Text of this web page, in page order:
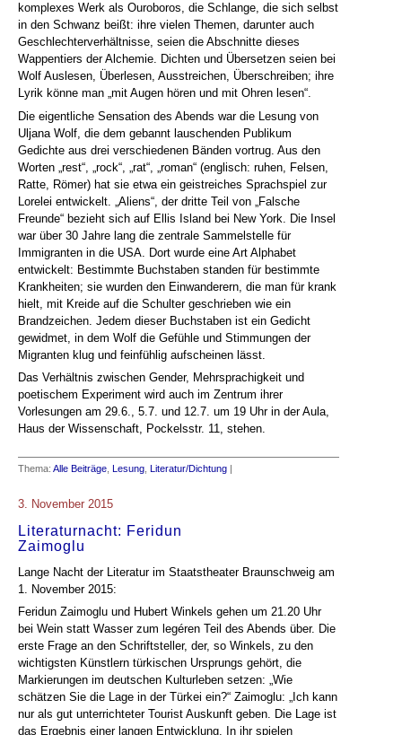
komplexes Werk als Ouroboros, die Schlange, die sich selbst
in den Schwanz beißt: ihre vielen Themen, darunter auch
Geschlechterverhältnisse, seien die Abschnitte dieses
Wappentiers der Alchemie. Dichten und Übersetzen seien bei
Wolf Auslesen, Überlesen, Ausstreichen, Überschreiben; ihre
Lyrik könne man „mit Augen hören und mit Ohren lesen“.
Die eigentliche Sensation des Abends war die Lesung von
Uljana Wolf, die dem gebannt lauschenden Publikum
Gedichte aus drei verschiedenen Bänden vortrug. Aus den
Worten „rest“, „rock“, „rat“, „roman“ (englisch: ruhen, Felsen,
Ratte, Römer) hat sie etwa ein geistreiches Sprachspiel zur
Lorelei entwickelt. „Aliens“, der dritte Teil von „Falsche
Freunde“ bezieht sich auf Ellis Island bei New York. Die Insel
war über 30 Jahre lang die zentrale Sammelstelle für
Immigranten in die USA. Dort wurde eine Art Alphabet
entwickelt: Bestimmte Buchstaben standen für bestimmte
Krankheiten; sie wurden den Einwanderern, die man für krank
hielt, mit Kreide auf die Schulter geschrieben wie ein
Brandzeichen. Jedem dieser Buchstaben ist ein Gedicht
gewidmet, in dem Wolf die Gefühle und Stimmungen der
Migranten klug und feinfühlig aufscheinen lässt.
Das Verhältnis zwischen Gender, Mehrsprachigkeit und
poetischem Experiment wird auch im Zentrum ihrer
Vorlesungen am 29.6., 5.7. und 12.7. um 19 Uhr in der Aula,
Haus der Wissenschaft, Pockelsstr. 11, stehen.
Thema: Alle Beiträge Lesung Literatur/Dichtung |
3. November 2015
Literaturnacht: Feridun
Zaimoglu
Lange Nacht der Literatur im Staatstheater Braunschweig am
1. November 2015:
Feridun Zaimoglu und Hubert Winkels gehen um 21.20 Uhr
bei Wein statt Wasser zum legéren Teil des Abends über. Die
erste Frage an den Schriftsteller, der, so Winkels, zu den
wichtigsten Künstlern türkischen Ursprungs gehört, die
Markierungen im deutschen Kulturleben setzen: „Wie
schätzen Sie die Lage in der Türkei ein?“ Zaimoglu: „Ich kann
nur als gut unterrichteter Tourist Auskunft geben. Die Lage ist
das Ergebnis einer langen Entwicklung. In ihr spielen